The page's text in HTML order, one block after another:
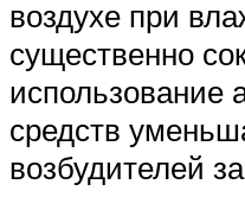
воздухе при
существенно
использование
средств
возбудителей